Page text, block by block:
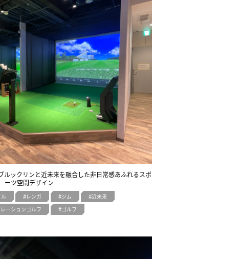
ルックリンと近未来を融合した非日常感あふれるスポ
ーツ空間デザイン
レンガ ジム
近未来
ーションゴルフ
ゴルフ